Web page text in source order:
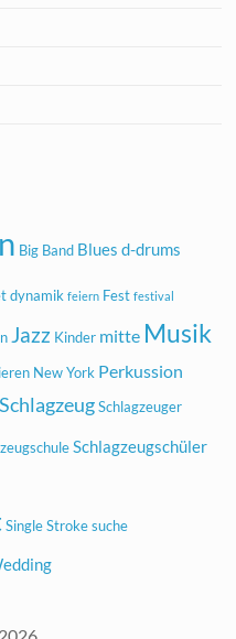
Big Band Blues d-drums
dynamik feiern Fest festival
Jazz Kinder mitte Musik
New York Perkussion
Schlagzeug Schlagzeuger
Schlagzeugschüler
Single Stroke suche